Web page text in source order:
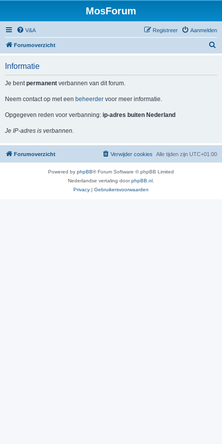
MosForum
V&A Aanmelden
Registreer
Forumoverzicht
Informatie
Je bentpermanent verbannen van dit forum.
Neem contact op met een beheerder voor meer informatie.
Opgegeven reden voor verbanning: ip-adres buiten Nederland
Je IP-adres is verbannen.
Forumoverzicht Alle tijden zijn UTC+01:00
Verwijder cookies
Powered by phpBB® Forum Software © phpBB Limited
Nederlandse vertaling doorphpBB.nl
Privacy | Gebruikersvoorwaarden